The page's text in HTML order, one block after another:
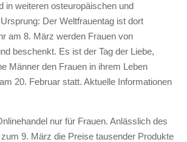
in weiteren osteuropäischen und
Der Weltfrauentag ist dort
am 8. März werden Frauen von
beschenkt. Es ist der Tag der Liebe,
Männer den Frauen in ihrem Leben
20. Februar statt. Aktuelle Informationen
nur für Frauen. Anlässlich des
9. März die Preise tausender Produkte